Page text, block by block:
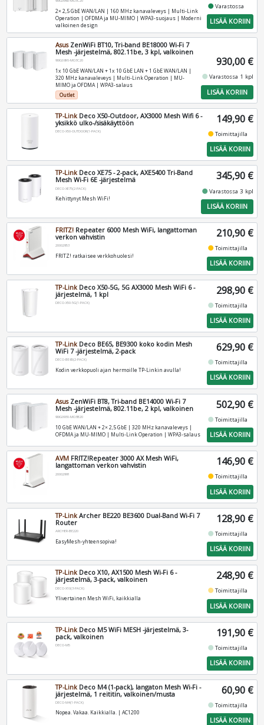
2× 2,5 GbE WAN/LAN | 160 MHz kanavaleveys | Multi-Link
Operation | OFDMA ja MU-MIMO | WPA3-suojaus | Moderni
valkoinen design
fiber_manual_recordVarastossa
LISÄÄ KORIIN
AsusZenWiFi BT10, Tri-band BE18000 Wi-Fi 7
Mesh -järjestelmä, 802.11be, 3 kpl, valkoinen
90IG08Y0-MO3C20
1x 10 GbE WAN/LAN + 1x 10 GbE LAN + 1 GbE WAN/LAN |
320 MHz kanavaleveys | Multi-Link Operation | MU-
MIMO ja OFDMA | WPA3-salaus
Outlet
930,00 €
fiber_manual_record Varastossa 1 kpl
LISÄÄ KORIIN
TP-LinkDeco X50-Outdoor, AX3000 Mesh Wifi 6 -
yksikkö ulko-/sisäkäyttöön
DECO-X50-OUTDOOR(1-PACK)
149,90 €
fiber_manual_recordToimittajilla
LISÄÄ KORIIN
TP-LinkDeco XE75 - 2-pack, AXE5400 Tri-Band
Mesh Wi-Fi 6E -järjestelmä
DECO-XE75(2-PACK)
Kehittynyt Mesh WiFi!
345,90 €
fiber_manual_recordVarastossa 3 kpl
LISÄÄ KORIIN
FRITZ! Repeater 6000 Mesh WiFi, langattoman
verkon vahvistin
20002953
FRITZ! ratkaisee verkkohuolesi!
210,90 €
fiber_manual_recordToimittajilla
LISÄÄ KORIIN
TP-Link Deco X50-5G, 5G AX3000 Mesh WiFi 6 -
järjestelmä, 1 kpl
DECO-X50-5G(1-PACK)
298,90 €
fiber_manual_recordToimittajilla
LISÄÄ KORIIN
TP-LinkDeco BE65, BE9300 koko kodin Mesh
WiFi 7 -järjestelmä, 2-pack
DECO-BE65(2-PACK)
Kodin verkkopuoli ajan hermoille TP-Linkin avulla!
629,90 €
fiber_manual_recordToimittajilla
LISÄÄ KORIIN
AsusZenWiFi BT8, Tri-band BE14000 Wi-Fi 7
Mesh -järjestelmä, 802.11be, 2 kpl, valkoinen
90IG0930-MO3B20
10 GbE WAN/LAN + 2× 2,5 GbE | 320 MHz kanavaleveys |
OFDMA ja MU-MIMO | Multi-Link Operation | WPA3-salaus
502,90 €
fiber_manual_recordToimittajilla
LISÄÄ KORIIN
AVM FRITZ!Repeater 3000 AX Mesh WiFi,
langattoman verkon vahvistin
20002991
146,90 €
fiber_manual_recordToimittajilla
LISÄÄ KORIIN
TP-LinkArcher BE220 BE3600 Dual-Band Wi-Fi 7
Router
ARCHER-BE220
EasyMesh-yhteensopiva!
128,90 €
fiber_manual_recordToimittajilla
LISÄÄ KORIIN
TP-LinkDeco X10, AX1500 Mesh Wi-Fi 6 -
järjestelmä, 3-pack, valkoinen
DECO-X10(3-PACK)
Ylivertainen Mesh WiFi, kaikkialla
248,90 €
fiber_manual_recordToimittajilla
LISÄÄ KORIIN
TP-LinkDeco M5 WiFi MESH -järjestelmä, 3-
pack, valkoinen
DECO-M5
191,90 €
fiber_manual_recordToimittajilla
LISÄÄ KORIIN
TP-Link Deco M4 (1-pack), langaton Mesh Wi-Fi -
järjestelmä, 1 reititin, valkoinen/musta
DECO-M4(1-PACK)
Nopea. Vakaa. Kaikkialla. | AC1200
60,90 €
fiber_manual_recordToimittajilla
LISÄÄ KORIIN